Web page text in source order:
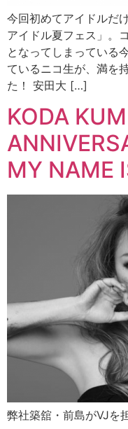
今回初めてアイドルだ
アイドル夏フェス」。
となってしまっている
ているニコ生が、満を
た！ 安田大 […]
KODA
MY NAME
弊社築舘・前島がVJを